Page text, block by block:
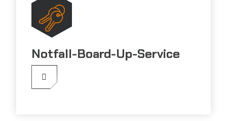
Notfall-Board-Up-Service